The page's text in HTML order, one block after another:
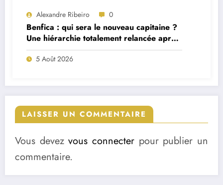
Alexandre Ribeiro 0
Benfica : qui sera le nouveau capitaine ?
Une hiérarchie totalement relancée après
deux départs majeurs
5 Août 2026
LAISSER UN COMMENTAIRE
Vous devezvous connecter pour publier un
commentaire.